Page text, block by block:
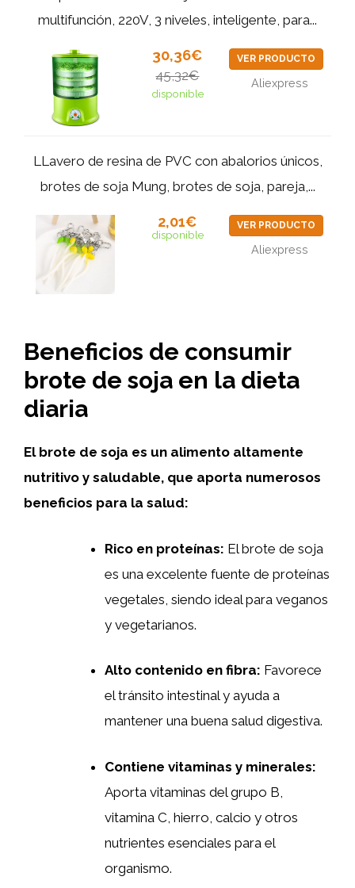
multifunción, 220V, 3 niveles, inteligente, para...
30,36€
45,32€
disponible
VER PRODUCTO
Aliexpress
LLavero de resina de PVC con abalorios únicos,
brotes de soja Mung, brotes de soja, pareja,...
2,01€
disponible
VER PRODUCTO
Aliexpress
Beneficios de consumir
brote de soja en la dieta
diaria
El brote de soja es un alimento altamente
nutritivo y saludable, que aporta numerosos
beneficios para la salud:
Rico en proteínas: El brote de soja
es una excelente fuente de proteínas
vegetales, siendo ideal para veganos
y vegetarianos.
Alto contenido en fibra: Favorece
el tránsito intestinal y ayuda a
mantener una buena salud digestiva.
Contiene vitaminas y minerales:
Aporta vitaminas del grupo B,
vitamina C, hierro, calcio y otros
nutrientes esenciales para el
organismo.